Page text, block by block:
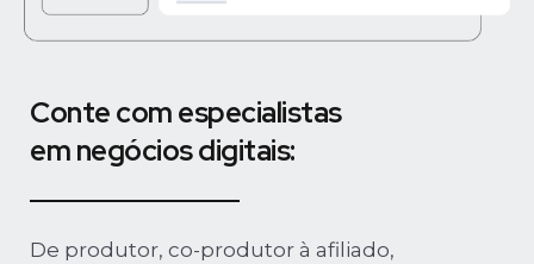
Conte com especialistas
em negócios digitais:
De produtor, co-produtor à afiliado,